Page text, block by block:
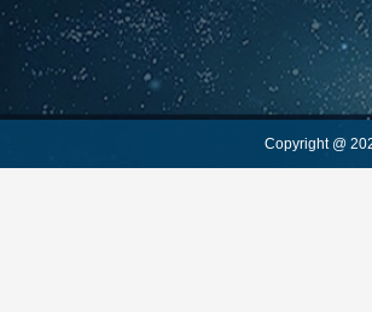
Copyright @